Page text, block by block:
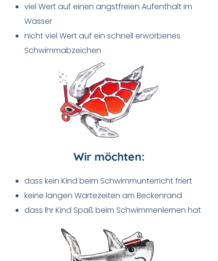
viel Wert auf einen angstfreien Aufenthalt im
Wasser
nicht viel Wert auf ein schnell erworbenes
Schwimmabzeichen
Wir möchten:
dass kein Kind beim Schwimmunterricht friert
keine langen Wartezeiten am Beckenrand
dass Ihr Kind Spaß beim Schwimmenlernen hat